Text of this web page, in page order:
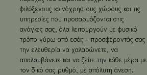
φιλόξενους κοινόχρηστους χώρους και τις
υπηρεσίες που προσαρμόζονται στις
ανάγκες σας, όλα λειτουργούν με φυσικό
τρόπο γύρω από εσάς - προσφέροντάς σας
την ελευθερία να χαλαρώνετε, να
απολαμβάνετε και να ζείτε την κάθε μέρα με
τον δικό σας ρυθμό, με απόλυτη άνεση.